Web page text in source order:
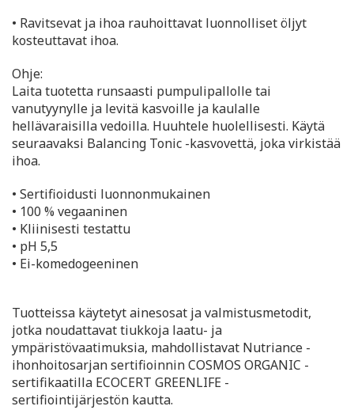
• Ravitsevat ja ihoa rauhoittavat luonnolliset öljyt
kosteuttavat ihoa.
Ohje:
Laita tuotetta runsaasti pumpulipallolle tai
vanutyynylle ja levitä kasvoille ja kaulalle
hellävaraisilla vedoilla. Huuhtele huolellisesti. Käytä
seuraavaksi Balancing Tonic -kasvovettä, joka virkistää
ihoa.
• Sertifioidusti luonnonmukainen
• 100 % vegaaninen
• Kliinisesti testattu
• pH 5,5
• Ei-komedogeeninen
Tuotteissa käytetyt ainesosat ja valmistusmetodit,
jotka noudattavat tiukkoja laatu- ja
ympäristövaatimuksia, mahdollistavat Nutriance -
ihonhoitosarjan sertifioinnin COSMOS ORGANIC -
sertifikaatilla ECOCERT GREENLIFE -
sertifiointijärjestön kautta.